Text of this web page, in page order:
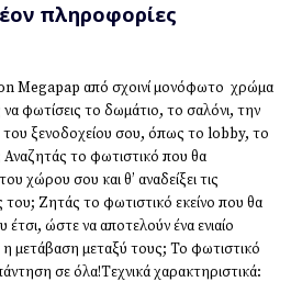
πληροφορίες
Megapap από σχοινί μονόφωτο χρώμα
φωτίσεις το δωμάτιο, το σαλόνι, την
ξενοδοχείου σου, όπως το lobby, το
Αναζητάς το φωτιστικό που θα
χώρου σου και θ’ αναδείξει τις
του; Ζητάς το φωτιστικό εκείνο που θα
ώστε να αποτελούν ένα ενιαίο
η μετάβαση μεταξύ τους; Το φωτιστικό
σε όλα!Τεχνικά χαρακτηριστικά: